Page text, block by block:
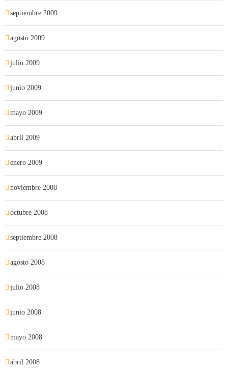
septiembre 2009
agosto 2009
julio 2009
junio 2009
mayo 2009
abril 2009
enero 2009
noviembre 2008
octubre 2008
septiembre 2008
agosto 2008
julio 2008
junio 2008
mayo 2008
abril 2008